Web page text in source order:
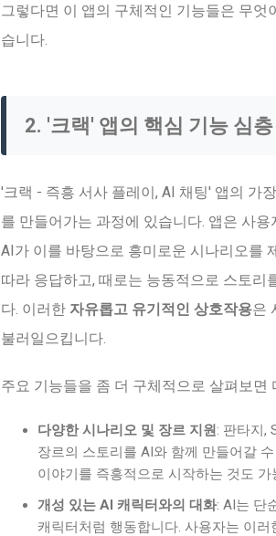
그렇다면 이 앱의 구체적인 기능들은 무
습니다.
2. '크랙' 앱의 핵심 기능 심층
'크랙 - 즉흥 서사 플레이, AI 채팅' 앱의 가
를 만들어가는 과정에 있습니다. 앱은 사
AI가 이를 바탕으로 흥미로운 시나리오를
따라 응답하고, 때로는 능동적으로 스토
다. 이러한 자유롭고 유기적인 상호작용은
불러일으킵니다.
주요 기능들을 좀 더 구체적으로 살펴보면
다양한 시나리오 및 장르 지원 : 판타지,
장르의 스토리를 AI와 함께 만들어갈
이야기를 즉흥적으로 시작하는 것도 가
개성 있는 AI 캐릭터와의 대화: AI는 단
캐릭터처럼 행동합니다. 사용자는 이